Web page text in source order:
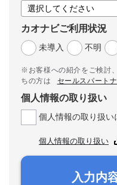
カオナビご利用状況
未導入
不明
※お客様への紹介をご検討
ちの方は
セールスパート
個人情報の取り扱い
個人情報の取り扱い
個人情報の取り扱い
入力内